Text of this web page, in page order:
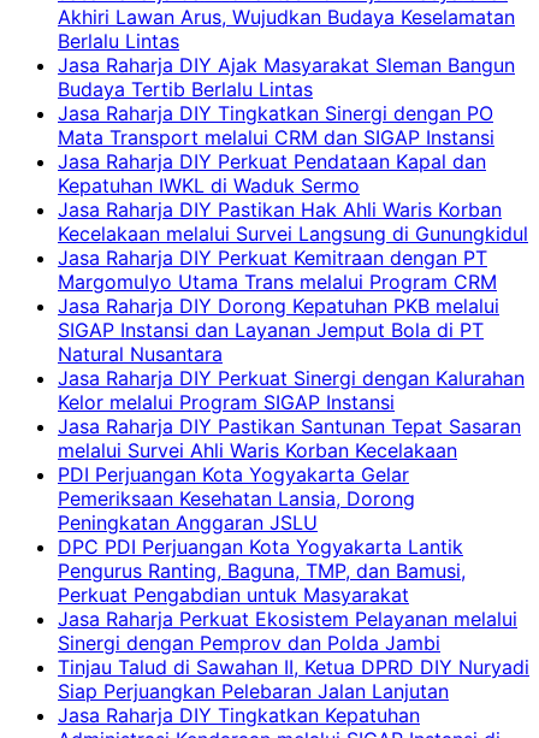
Akhiri Lawan Arus, Wujudkan Budaya Keselamatan
Berlalu Lintas
Jasa Raharja DIY Ajak Masyarakat Sleman Bangun
Budaya Tertib Berlalu Lintas
Jasa Raharja DIY Tingkatkan Sinergi dengan PO
Mata Transport melalui CRM dan SIGAP Instansi
Jasa Raharja DIY Perkuat Pendataan Kapal dan
Kepatuhan IWKL di Waduk Sermo
Jasa Raharja DIY Pastikan Hak Ahli Waris Korban
Kecelakaan melalui Survei Langsung di Gunungkidul
Jasa Raharja DIY Perkuat Kemitraan dengan PT
Margomulyo Utama Trans melalui Program CRM
Jasa Raharja DIY Dorong Kepatuhan PKB melalui
SIGAP Instansi dan Layanan Jemput Bola di PT
Natural Nusantara
Jasa Raharja DIY Perkuat Sinergi dengan Kalurahan
Kelor melalui Program SIGAP Instansi
Jasa Raharja DIY Pastikan Santunan Tepat Sasaran
melalui Survei Ahli Waris Korban Kecelakaan
PDI Perjuangan Kota Yogyakarta Gelar
Pemeriksaan Kesehatan Lansia, Dorong
Peningkatan Anggaran JSLU
DPC PDI Perjuangan Kota Yogyakarta Lantik
Pengurus Ranting, Baguna, TMP, dan Bamusi,
Perkuat Pengabdian untuk Masyarakat
Jasa Raharja Perkuat Ekosistem Pelayanan melalui
Sinergi dengan Pemprov dan Polda Jambi
Tinjau Talud di Sawahan II, Ketua DPRD DIY Nuryadi
Siap Perjuangkan Pelebaran Jalan Lanjutan
Jasa Raharja DIY Tingkatkan Kepatuhan